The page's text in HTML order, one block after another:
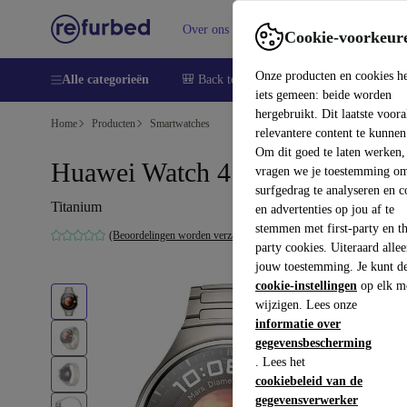
Cookie-
Onze producten en cookies
iets gemeen: beide worden
hergebruikt. Dit laatste
relevantere content te
Om dit goed te laten werken,
vragen we je toestemming
surfgedrag te analyseren en
en advertenties op jou af te
stemmen met first-party en
party cookies. Uiteraard
jouw toestemming. Je kunt
cookie-instellingen op elk
wijzigen. Lees onze
informatie over
gegevensbescherming
. Lees het
cookiebeleid van de
gegevensverwerker
Over ons Verkopen Support
Alle categorieën 🎒 Back to school Smartphones
Home Producten Smartwatches
Huawei Watch 4 Pro
Titanium
(Beoordelingen worden verzameld)